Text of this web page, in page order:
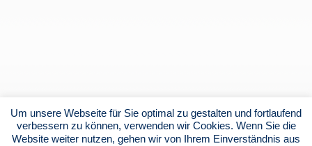
Um unsere Webseite für Sie optimal zu gestalten und fortlaufend
verbessern zu können, verwenden wir Cookies. Wenn Sie die
Website weiter nutzen, gehen wir von Ihrem Einverständnis aus